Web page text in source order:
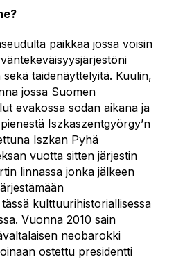
paikkaa jossa voisin
taidenäyttelyitä. Kuulin,
jossa Suomen
evakossa sodan aikana ja
Iszkaszentgyörgy’n
Iszkan Pyhä
vuotta sitten järjestin
linnassa jonka jälkeen
kulttuurihistoriallisessa
Vuonna 2010 sain
neobarokki
ostettu presidentti